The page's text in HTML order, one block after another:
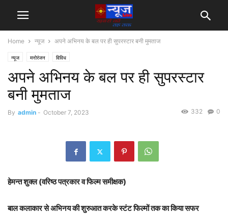
Home न्यूज अपने अभिनय के बल पर ही सुपरस्टार बनी मुमताज
न्यूज मनोरंजन विविध
अपने अभिनय के बल पर ही सुपरस्टार
बनी मुमताज
By admin - October 7, 2023 0
332
हेमन्त शुक्ल (वरिष्ठ पत्रकार व फिल्म समीक्षक)
बाल कलाकार से अभिनय की शुरुआत करके स्टंट फिल्मों तक का किया सफर